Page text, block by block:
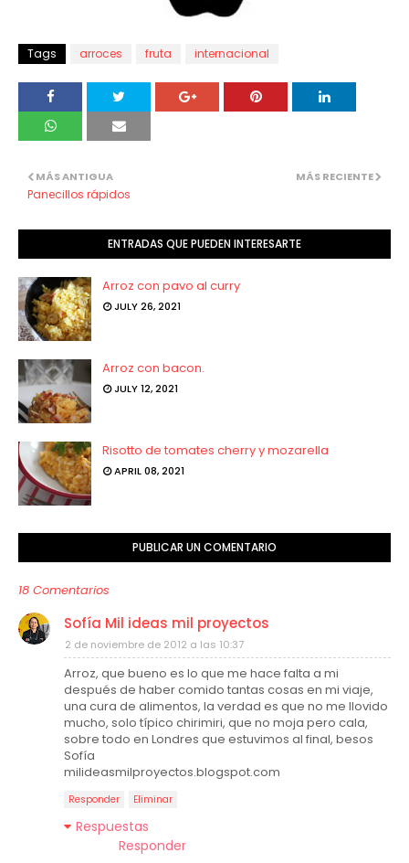
Tags arroces fruta internacional
MÁS RECIENTE
MÁS ANTIGUA
Panecillos rápidos
ENTRADAS QUE PUEDEN INTERESARTE
Arroz con pavo al curry
JULY 26, 2021
Arroz con bacon.
JULY 12, 2021
Risotto de tomates cherry y mozarella
APRIL 08, 2021
PUBLICAR UN COMENTARIO
18 Comentarios
Sofía Mil ideas mil proyectos
2 de noviembre de 2012 a las 10:37
Arroz, que bueno es lo que me hace falta a mi
después de haber comido tantas cosas en mi viaje,
una cura de alimentos, la verdad es que no me llovido
mucho, solo típico chirimiri, que no moja pero cala,
sobre todo en Londres que estuvimos al final, besos
Sofía
milideasmilproyectos.blogspot.com
Responder Eliminar
Respuestas
Responder